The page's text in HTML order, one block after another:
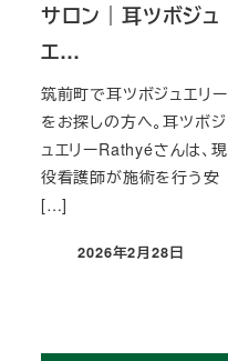
サロン｜耳ツボジュ
エ…
筑前町で耳ツボジュエリー
をお探しの方へ。耳ツボジ
ュエリーRathyéさんは、現
役看護師が施術を行う安
[…]
投稿日
2026年2月28日